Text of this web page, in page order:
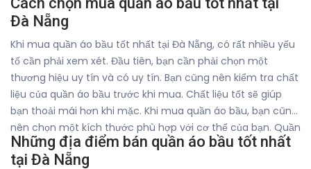
Đà Nẵng
Khi mua quần áo bầu tốt nhất tại Đà Nẵng, có rất nhiều yếu
tố cần phải xem xét. Đầu tiên, bạn cần phải chọn một
thương hiệu uy tín và có uy tín. Bạn cũng nên kiểm tra chất
liệu của quần áo bầu trước khi mua. Chất liệu tốt sẽ giúp
bạn thoải mái hơn khi mặc. Khi mua quần áo bầu, bạn cũng
nên chọn một kích thước phù hợp với cơ thể của bạn. Quần
áo bầu không nên quá lỏng hoặc quá cứng. Cuối cùng, bạn
cũng nên chọn một màu sắc phù hợp với phong cách của
Những địa điểm bán quần áo bầu tốt nhất
tại Đà Nẵng